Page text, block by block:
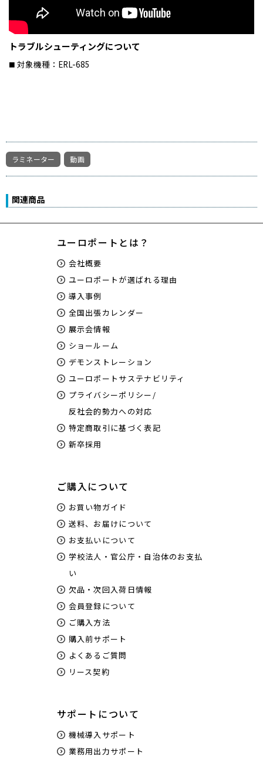
トラブルシューティングについて
対象機種：ERL-685
ラミネーター 動画
関連商品
ユーロポートとは？
会社概要
ユーロポートが選ばれる理由
導入事例
全国出張カレンダー
展示会情報
ショールーム
デモンストレーション
ユーロポートサステナビリティ
プライバシーポリシー/
反社会的勢力への対応
特定商取引に基づく表記
新卒採用
ご購入について
お買い物ガイド
送料、お届けについて
お支払いについて
学校法人・官公庁・自治体のお支払
い
欠品・次回入荷日情報
会員登録について
ご購入方法
購入前サポート
よくあるご質問
リース契約
サポートについて
機械導入サポート
業務用出力サポート